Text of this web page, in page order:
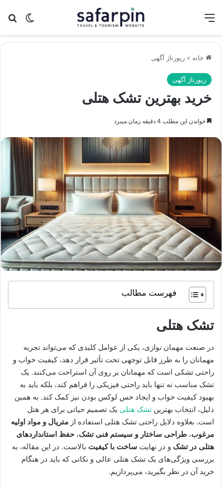
تغییر منو
خانه > رپورتاژ آگهی
رپورتاژ آگهی
خرید بهترین تشک هتلی
خواندن این مطلب 4 دقیقه زمان میبرد
فهرست مطالب
تشک هتلی
در صنعت مهمان نوازی، یکی از عوامل کلیدی که می‌تواند تجربه
مهمانان را به طرز قابل توجهی تحت تأثیر قرار دهد، کیفیت خواب و
راحتی تشکی است که مهمانان بر روی آن استراحت می‌کنند. یک
تشک مناسب نه تنها باید راحتی فیزیکی را فراهم کند، بلکه باید به
بهبود کیفیت خواب و ایجاد حس لوکس بودن نیز کمک کند. به همین
دلیل، انتخاب بهترین تشک هتلی یک تصمیم حیاتی برای هر هتل
است. بعلاوه دلایل راحتی تشک هتلی استفاده از متریال و مواد اولیه
مرغوب، طراحی ساختار و سیستم فنی تشک، حفظ استانداردهای
هتلی در تشک و در نهایت ساخت با کیفیت بالاست. در این مقاله، به
بررسی ویژگی‌های یک تشک هتلی عالی و نکاتی که باید در هنگام
خرید آن در نظر بگیرید، می‌پردازیم.